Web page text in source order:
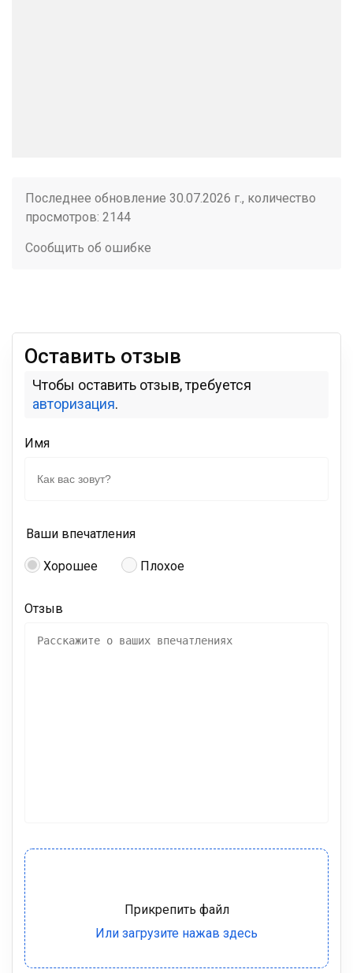
Последнее обновление 30.07.2026 г., количество
просмотров: 2144
Сообщить об ошибке
Оставить отзыв
Чтобы оставить отзыв, требуется
авторизация.
Имя
Ваши впечатления
Хорошее Плохое
Отзыв